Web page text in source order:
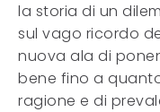
la storia di un
sul vago ricordo
nuova ala di
bene fino a
ragione e di